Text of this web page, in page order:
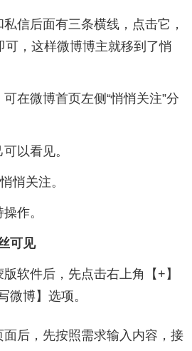
信后面有三条横线，点击它，
可，这样微博博主就移到了悄
在微博首页左侧“悄悄关注”分
以看见。
悄关注。
作。
可见
软件后，先点击右上角【+】
微博】选项。
后，先按照需求输入内容，接